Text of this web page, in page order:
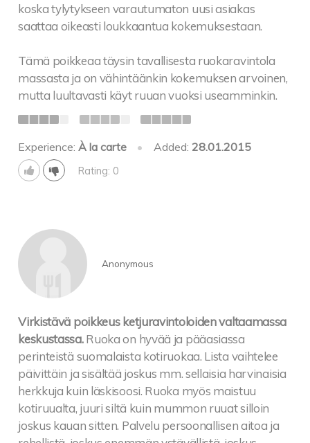
koska tylytykseen varautumaton uusi asiakas
saattaa oikeasti loukkaantua kokemuksestaan.
Tämä poikkeaa täysin tavallisesta ruokaravintola
massasta ja on vähintäänkin kokemuksen arvoinen,
mutta luultavasti käyt ruuan vuoksi useamminkin.
Experience:À la carte • Added: 28.01.2015
Rating: 0
Anonymous
Virkistävä poikkeus ketjuravintoloiden valtaamassa
keskustassa. Ruoka on hyvää ja pääasiassa
perinteistä suomalaista kotiruokaa. Lista vaihtelee
päivittäin ja sisältää joskus mm. sellaisia harvinaisia
herkkuja kuin läskisoosi. Ruoka myös maistuu
kotiruualta, juuri siltä kuin mummon ruuat silloin
joskus kauan sitten. Palvelu persoonallisen aitoa ja